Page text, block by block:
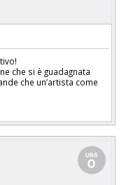
che si è guadagnata
che un’artista come